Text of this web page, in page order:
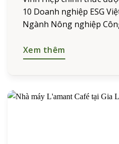
10 Doanh nghiệp ESG
Ngành Nông nghiệp
cứu và Vinh
Xem thêm